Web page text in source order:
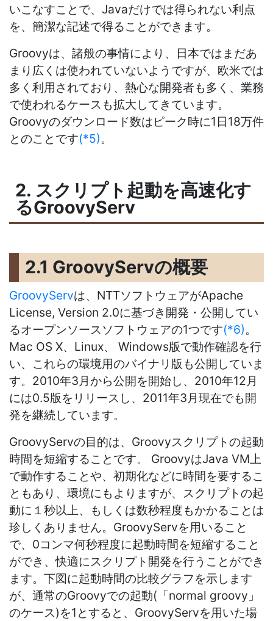
いこなすことで、Javaだけでは得られない利点
を、簡潔な記述で得ることができます。
Groovyは、諸般の事情により、日本ではまだあ
まり広くは使われていないようですが、欧米では
多く利用されており、熱心な開発者も多く、業務
で使われるケースも拡大してきています。
Groovyのダウンロード数はピーク時に1日18万件
とのことです(*5)。
2. スクリプト起動を高速化す
るGroovyServ
2.1 GroovyServの概要
GroovyServは、NTTソフトウェアがApache
License, Version 2.0に基づき開発・公開してい
るオープンソースソフトウェアの1つです(*6)。
Mac OS X、Linux、 Windows版で動作確認を行
い、これらの環境用のバイナリ版も公開していま
す。2010年3月から公開を開始し、2010年12月
には0.5版をリリースし、2011年3月現在でも開
発を継続しています。
GroovyServの目的は、Groovyスクリプトの起動
時間を短縮することです。 GroovyはJava VM上
で動作することや、初期化などに時間を要するこ
ともあり、環境にもよりますが、スクリプトの起
動に１秒以上、もしくは数秒程度もかかることは
珍しくありません。GroovyServを用いること
で、0コンマ何秒程度に起動時間を短縮すること
ができ、快適にスクリプト開発を行うことができ
ます。下図に起動時間の比較グラフを示します
が、通常のGroovyでの起動(「normal groovy」
のケース)を1とすると、GroovyServを用いた場